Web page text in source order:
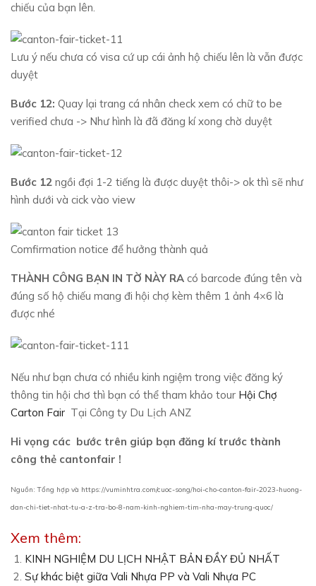
chiếu của bạn lên.
Lưu ý nếu chưa có visa cứ up cái ảnh hộ chiếu lên là vẫn được
duyệt
Bước 12: Quay lại trang cá nhân check xem có chữ to be
verified chưa -> Như hình là đã đăng kí xong chờ duyệt
Bước 12 ngồi đợi 1-2 tiếng là được duyệt thôi-> ok thì sẽ như
hình dưới và cick vào view
Comfirmation notice để hưởng thành quả
THÀNH CÔNG BẠN IN TỜ NÀY RA có barcode đúng tên và
đúng số hộ chiếu mang đi hội chợ kèm thêm 1 ảnh 4×6 là
được nhé
Nếu như bạn chưa có nhiều kinh ngiệm trong việc đăng ký
thông tin hội chơ thì bạn có thể tham khảo tour Hội Chợ
Carton Fair Tại Công ty Du Lịch ANZ
Hi vọng các bước trên giúp bạn đăng kí trước thành
công thẻ cantonfair !
Nguồn: Tổng hợp và https://vuminhtra.com/cuoc-song/hoi-cho-canton-fair-2023-huong-
dan-chi-tiet-nhat-tu-a-z-tra-bo-8-nam-kinh-nghiem-tim-nha-may-trung-quoc/
Xem thêm:
KINH NGHIỆM DU LỊCH NHẬT BẢN ĐẦY ĐỦ NHẤT
Sự khác biệt giữa Vali Nhựa PP và Vali Nhựa PC